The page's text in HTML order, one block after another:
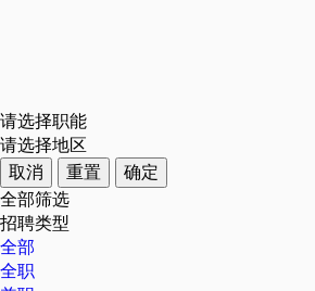
请选择职能
请选择地区
取消
重置
确定
全部筛选
招聘类型
全部
全职